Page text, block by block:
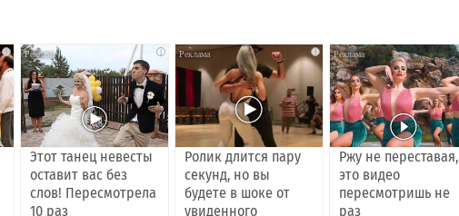
i i
Этот танец невесты
оставит вас без
слов! Пересмотрела
10 раз
i
Ролик длится пару
секунд, но вы
будете в шоке от
увиденного
Ржу не переставая,
это видео
пересмотришь не
раз